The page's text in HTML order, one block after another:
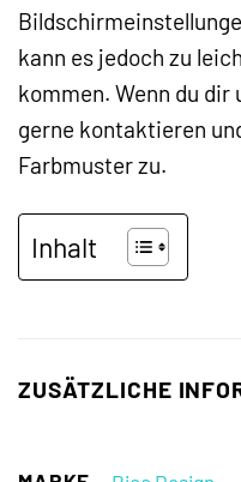
kann es jedoch zu
kommen. Wenn du
gerne kontaktieren
Farbmuster zu.
Inhalt
ZUSÄTZLICHE